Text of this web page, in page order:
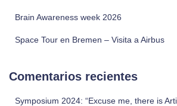
Brain Awareness week 2026
Space Tour en Bremen – Visita a Airbus
Comentarios recientes
Symposium 2024: “Excuse me, there is